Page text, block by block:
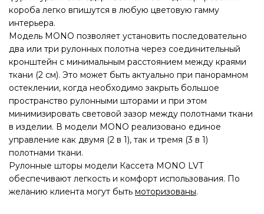
короба легко впишутся в любую цветовую гамму
интерьера.
Модель MONO позволяет установить последовательно
два или три рулонных полотна через соединительный
кронштейн с минимальным расстоянием между краями
ткани (2 см). Это может быть актуально при панорамном
остеклении, когда необходимо закрыть большое
пространство рулонными шторами и при этом
минимизировать световой зазор между полотнами ткани
в изделии. В модели MONO реализовано единое
управление как двумя (2 в 1), так и тремя (3 в 1)
полотнами ткани.
Рулонные шторы модели Кассета MONO LVT
обеспечивают легкость и комфорт использования. По
желанию клиента могут быть моторизованы.